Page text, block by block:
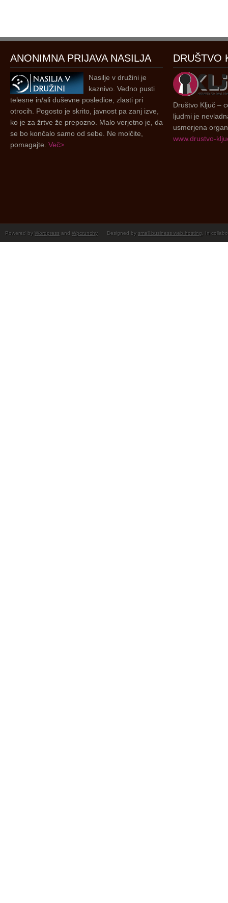
ANONIMNA PRIJAVA NASILJA
Nasilje v družini je
kaznivo. Vedno pusti
telesne in/ali duševne posledice, zlasti pri
otrocih. Pogosto je skrito, javnost pa zanj izve,
ko je za žrtve že prepozno. Malo verjetno je, da
se bo končalo samo od sebe. Ne molčite,
pomagajte. Več>
DRUŠTVO
Društvo Ključ –
ljudmi je
usmerjena
www.drustvo-
Powered by Wordpress and Wpcrunchy Designed by small business web hosting. In